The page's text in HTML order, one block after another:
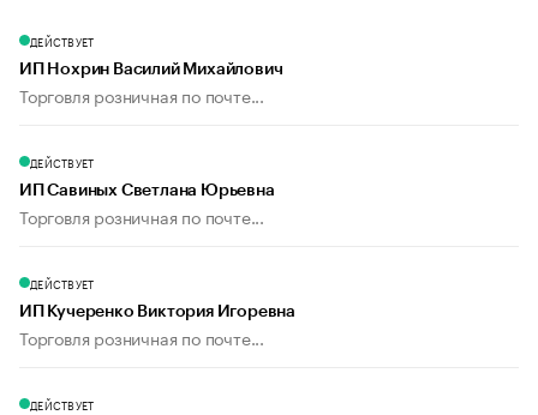
ДЕЙСТВУЕТ
ИП Нохрин Василий Михайлович
Торговля розничная по почте...
ДЕЙСТВУЕТ
ИП Савиных Светлана Юрьевна
Торговля розничная по почте...
ДЕЙСТВУЕТ
ИП Кучеренко Виктория Игоревна
Торговля розничная по почте...
ДЕЙСТВУЕТ